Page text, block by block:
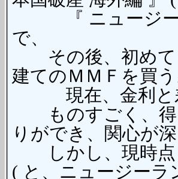
『 ニュージーラ
で、
その後、初めて (
建てのＭＭＦを買う
現在、金利と差
ものすごく、得
りができ、関心が深
しかし、現時点 (
( と、ニュージーラ